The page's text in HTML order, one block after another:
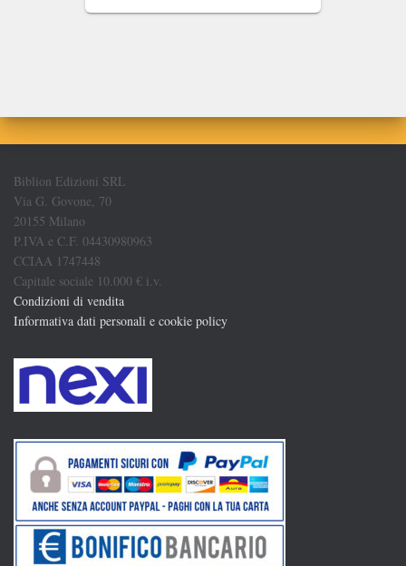
originaleattuale
Biblion Edizioni SRL
Via G. Govone, 70
20155 Milano
P.IVA e C.F. 04430980963
CCIAA 1747448
Capitale sociale 10.000 € i.v.
Condizioni di vendita
Informativa dati personali e cookie policy